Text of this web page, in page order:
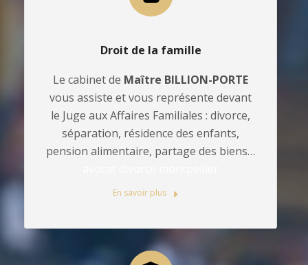
Droit de la famille
Le cabinet de Maître BILLION-PORTE
vous assiste et vous représente devant
le Juge aux Affaires Familiales : divorce,
séparation, résidence des enfants,
pension alimentaire, partage des biens…
En savoir plus